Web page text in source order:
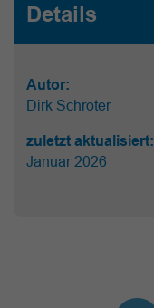
Details
Autor:
Dirk Schröter
zuletzt aktualisiert:
Januar 2026